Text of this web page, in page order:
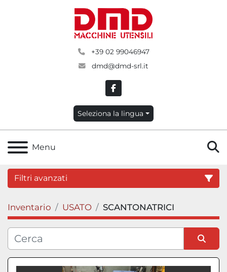
+39 02 99046947
dmd@dmd-srl.it
facebook
Seleziona la lingua
Menu
Filtri avanzati
Categoria
Condizione
Inventario USATO SCANTONATRICI
Ordina per